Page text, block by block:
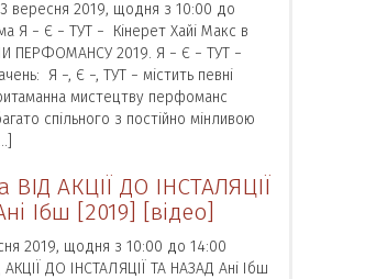
вересня 2019, щодня з 10:00 до
Я − Є − ТУТ − Кінерет Хайі Макс в
ПЕРФОМАНСУ 2019. Я − Є − ТУТ −
Я −, Є −, ТУТ − містить певні
мистецтву перфоманс
спільного з постійно мінливою
ВІД АКЦІЇ ДО ІНСТАЛЯЦІЇ
Ібш [2019] [відео]
2019, щодня з 10:00 до 14:00
ДО ІНСТАЛЯЦІЇ ТА НАЗАД Ані Ібш